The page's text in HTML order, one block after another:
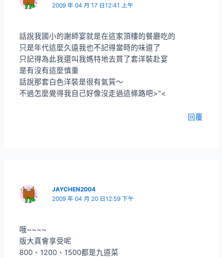
2009 年 04 月 17 日12:41 上午
話說我國小的謝師宴就是在這家頂樓的餐廳吃的
只是年代這麼久遠我也不記得當時的味道了
只記得為此我還叫我媽特地去買了套洋裝赴宴
是有沒有這麼慎重
話說那套白色洋裝是很有氣質～
不過怎麼覺得我自己好像沒走過這條路吧>"<
回覆
JAYCHEN2004
2009 年 04 月 20 日12:59 下午
哦~~~~
版大真會享受呢
800、1200、1500都是九道菜